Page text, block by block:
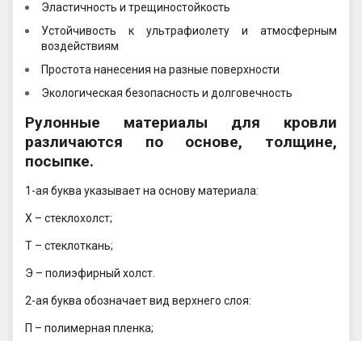
Эластичность и трещиностойкость
Устойчивость к ультрафиолету и атмосферным
воздействиям
Простота нанесения на разные поверхности
Экологическая безопасность и долговечность
Рулонные материалы для кровли
различаются по основе, толщине,
посыпке.
1-ая буква указывает на основу материала:
Х – стеклохолст;
Т – стеклоткань;
Э – полиэфирный холст.
2-ая буква обозначает вид верхнего слоя:
П – полимерная пленка;